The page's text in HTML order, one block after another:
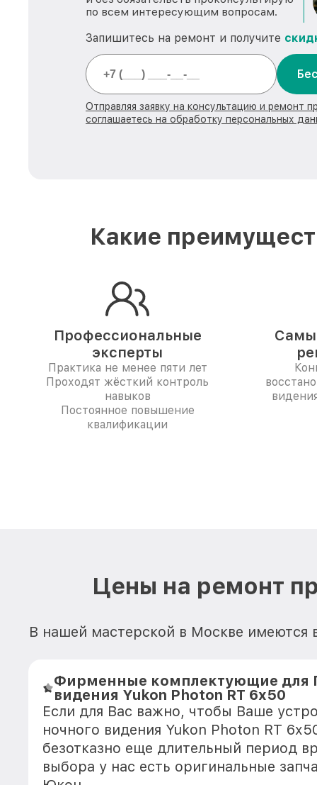
по всем интересующим вопросам.
Запишитесь на ремонт и получите
Отправляя заявку на консультацию и ремонт
соглашаетесь на обработку персональных
Какие
Профессиональные
эксперты
Практика не менее пяти лет
Проходят жёсткий контроль
навыков
Постоянное повышение
квалификации
Цены на ремонт
В нашей мастерской в Москве имеются
Фирменные комплектующие для
видения Yukon Photon RT 6x50
Если для Вас важно, чтобы Ваше
ночного видения Yukon Photon RT
безотказно еще длительный период
выбора у нас есть оригинальные